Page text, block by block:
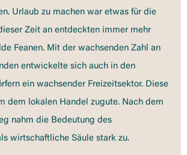
Urlaub zu machen war etwas für die
Zeit an entdeckten immer mehr
Feanen. Mit der wachsenden Zahl an
entwickelte sich auch in den
ein wachsender Freizeitsektor. Diese
dem lokalen Handel zugute. Nach dem
nahm die Bedeutung des
wirtschaftliche Säule stark zu.